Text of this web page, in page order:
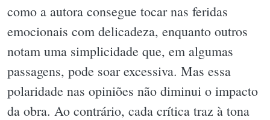
como a autora consegue tocar nas feridas
emocionais com delicadeza, enquanto outros
notam uma simplicidade que, em algumas
passagens, pode soar excessiva. Mas essa
polaridade nas opiniões não diminui o impacto
da obra. Ao contrário, cada crítica traz à tona